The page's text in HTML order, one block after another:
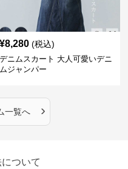
¥8,280 (税込)
デニムスカート 大人可愛いデニ
ムジャンパー
一覧へ ›
ついて